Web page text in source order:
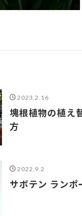
2023.2.16
塊根植物の植え
方
2022.9.2
サボテン ラン